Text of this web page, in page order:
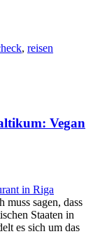
, reisen
Vegan
in Riga
muss sagen, dass
Staaten in
es sich um das